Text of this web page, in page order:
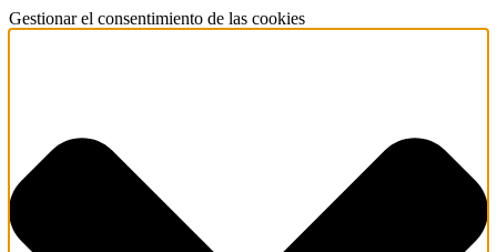
Gestionar el consentimiento de las cookies